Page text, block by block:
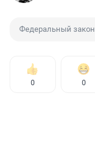
Федеральный закон
0 0